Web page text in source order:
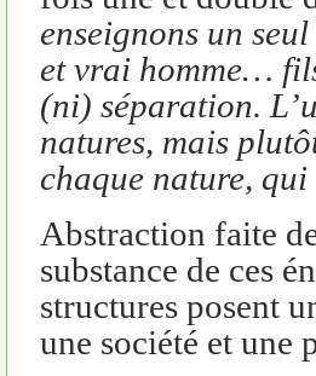
enseignons un
et vrai homme…
(ni) séparation.
natures, mais
chaque nature,
Abstraction faite
substance de ces
structures posent
une société et une